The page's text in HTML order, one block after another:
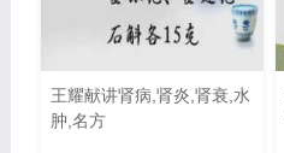
王耀献讲肾病,肾炎,肾衰,水
肿,名方